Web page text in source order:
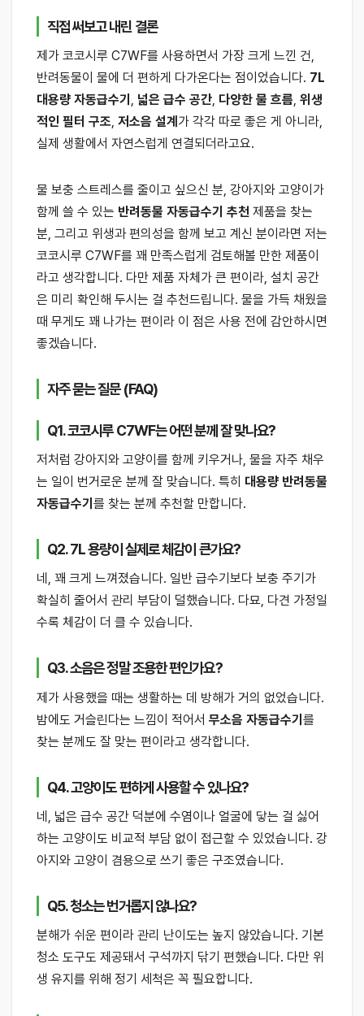
직접 써보고 내린 결론
제가 코코시루 C7WF를 사용하면서 가장 크게 느낀 건,
반려동물이 물에 더 편하게 다가온다는 점이었습니다. 7L
대용량 자동급수기 , 넓은 급수 공간, 다양한 물 흐름, 위생
적인 필터 구조, 저소음 설계 가 각각 따로 좋은 게 아니라,
실제 생활에서 자연스럽게 연결되더라고요.
물 보충 스트레스를 줄이고 싶으신 분, 강아지와 고양이가
함께 쓸 수 있는 반려동물 자동급수기 추천 제품을 찾는
분, 그리고 위생과 편의성을 함께 보고 계신 분이라면 저는
코코시루 C7WF를 꽤 만족스럽게 검토해볼 만한 제품이
라고 생각합니다. 다만 제품 자체가 큰 편이라, 설치 공간
은 미리 확인해 두시는 걸 추천드립니다. 물을 가득 채웠을
때 무게도 꽤 나가는 편이라 이 점은 사용 전에 감안하시면
좋겠습니다.
자주 묻는 질문 (FAQ)
Q1. 코코시루 C7WF는 어떤 분께 잘 맞나요?
저처럼 강아지와 고양이를 함께 키우거나, 물을 자주 채우
는 일이 번거로운 분께 잘 맞습니다. 특히 대용량 반려동물
자동급수기 를 찾는 분께 추천할 만합니다.
Q2. 7L 용량이 실제로 체감이 큰가요?
네, 꽤 크게 느껴졌습니다. 일반 급수기보다 보충 주기가
확실히 줄어서 관리 부담이 덜했습니다. 다묘, 다견 가정일
수록 체감이 더 클 수 있습니다.
Q3. 소음은 정말 조용한 편인가요?
제가 사용했을 때는 생활하는 데 방해가 거의 없었습니다.
밤에도 거슬린다는 느낌이 적어서 무소음 자동급수기 를
찾는 분께도 잘 맞는 편이라고 생각합니다.
Q4. 고양이도 편하게 사용할 수 있나요?
네, 넓은 급수 공간 덕분에 수염이나 얼굴에 닿는 걸 싫어
하는 고양이도 비교적 부담 없이 접근할 수 있었습니다. 강
아지와 고양이 겸용으로 쓰기 좋은 구조였습니다.
Q5. 청소는 번거롭지 않나요?
분해가 쉬운 편이라 관리 난이도는 높지 않았습니다. 기본
청소 도구도 제공돼서 구석까지 닦기 편했습니다. 다만 위
생 유지를 위해 정기 세척은 꼭 필요합니다.